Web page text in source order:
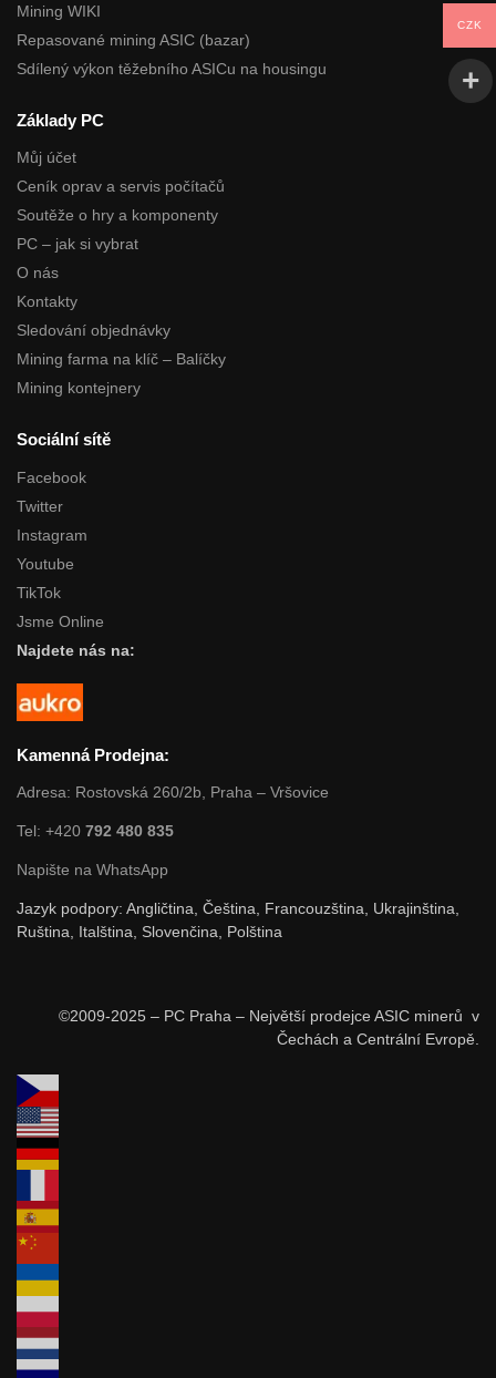
Mining WIKI
Repasované mining ASIC (bazar)
Sdílený výkon těžebního ASICu na housingu
Základy PC
Můj účet
Ceník oprav a servis počítačů
Soutěže o hry a komponenty
PC – jak si vybrat
O nás
Kontakty
Sledování objednávky
Mining farma na klíč – Balíčky
Mining kontejnery
Sociální sítě
Facebook
Twitter
Instagram
Youtube
TikTok
Jsme Online
Najdete nás na:
Kamenná Prodejna:
Adresa: Rostovská 260/2b, Praha – Vršovice
Tel: +420 792 480 835
Napište na WhatsApp
Jazyk podpory: Angličtina, Čeština, Francouzština, Ukrajinština,
Ruština, Italština, Slovenčina, Polština
©2009-2025 – PC Praha – Největší prodejce ASIC minerů v
Čechách a Centrální Evropě.
CZK